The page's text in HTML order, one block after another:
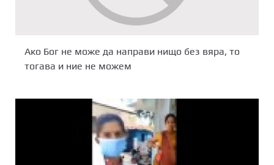
Aкo Бог не може да направи нищo без вяра, то
тогава и ние не можем